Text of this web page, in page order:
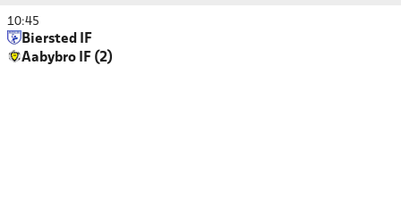
10:45
Biersted IF
Aabybro IF (2)